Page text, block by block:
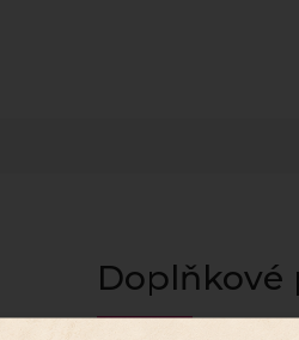
Doplňkové